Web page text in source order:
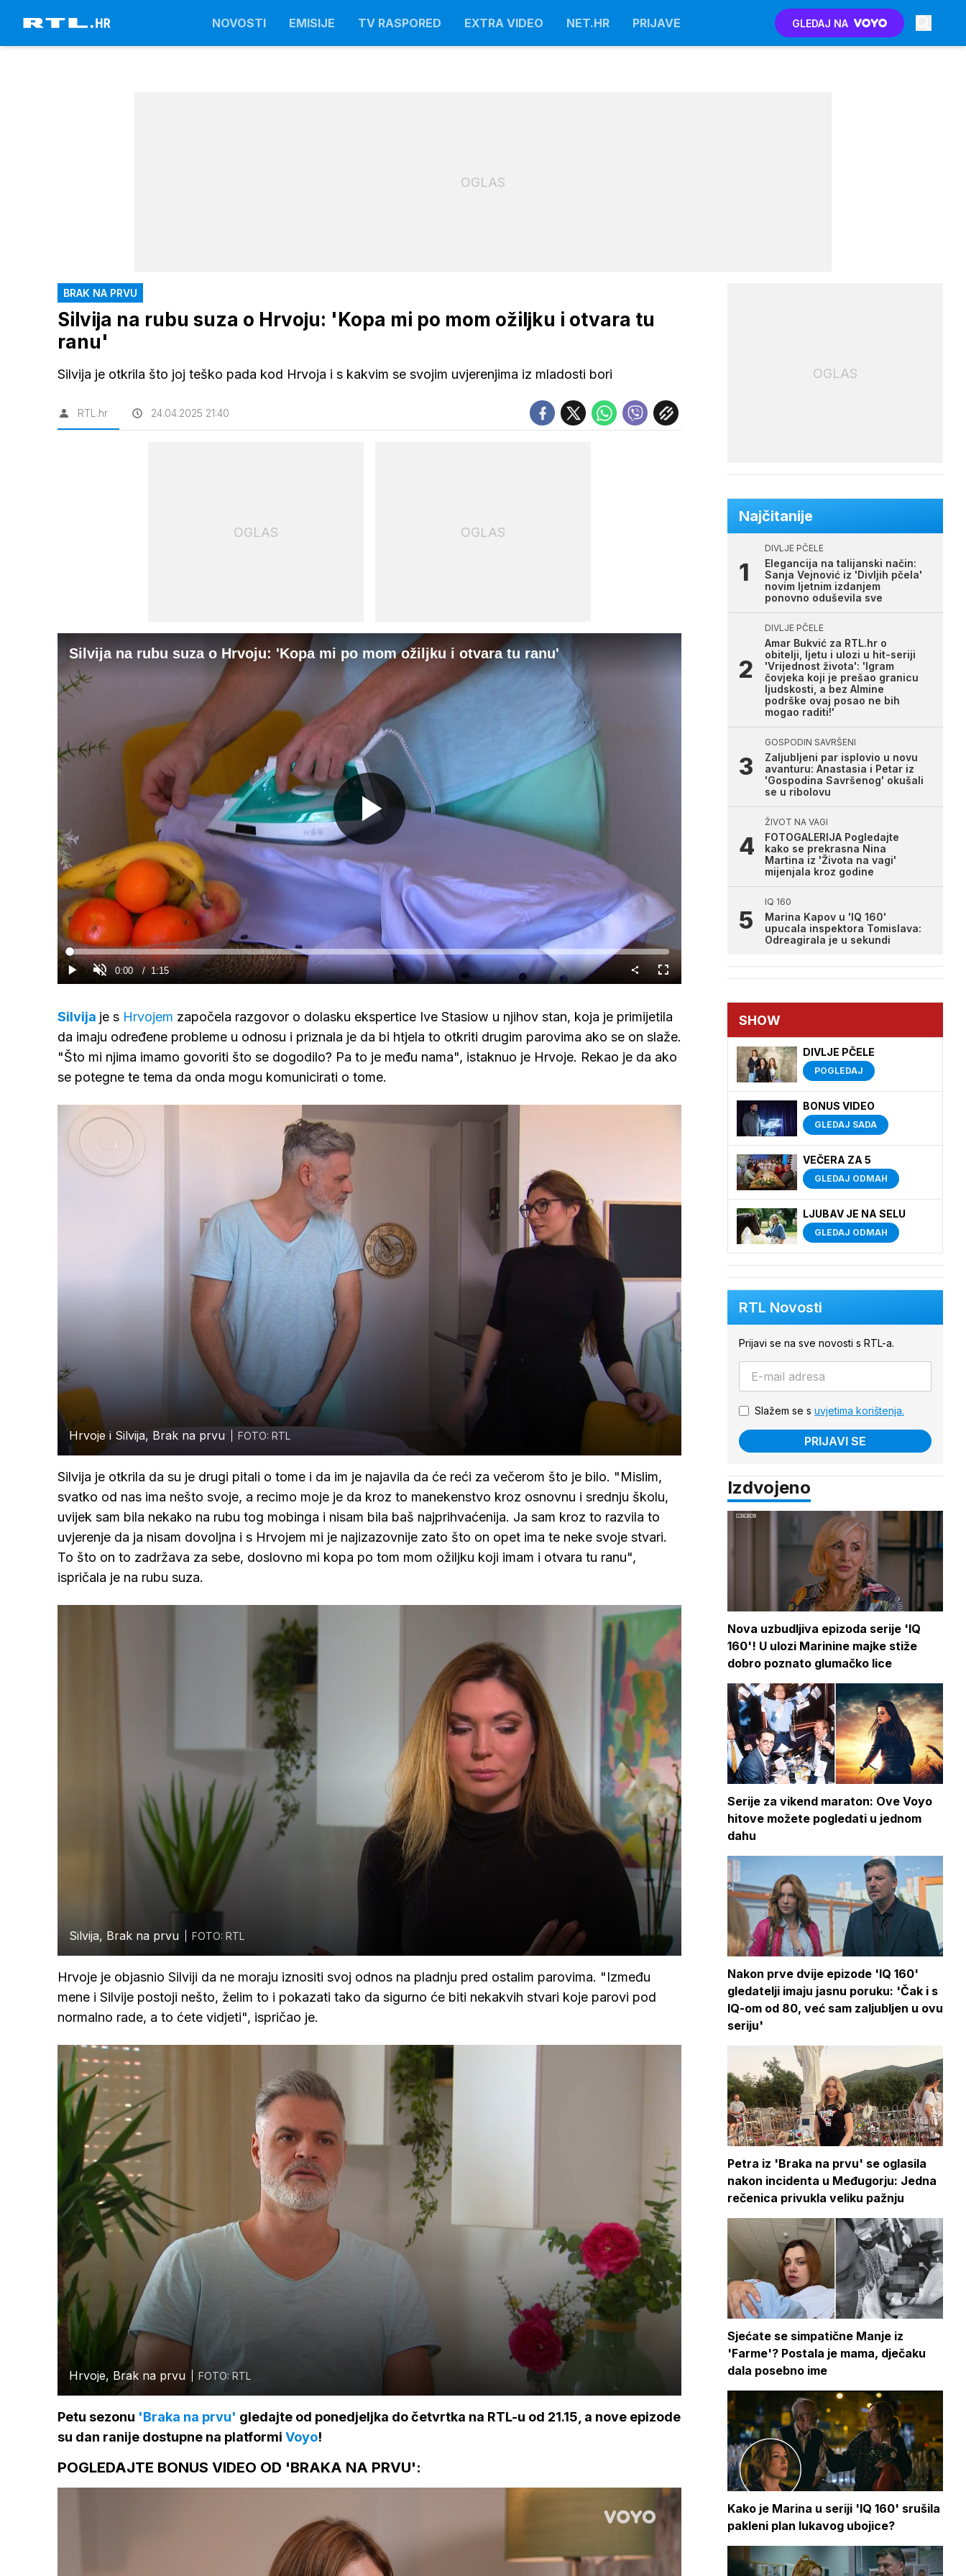
NOVOSTI EMISIJE TV RASPORED EXTRA VIDEO NET.HR PRIJAVE GLEDAJ NA
OGLAS
BRAK NA PRVU
Silvija na rubu suza o Hrvoju: 'Kopa mi po mom ožiljku i otvara tu
ranu'
Silvija je otkrila što joj teško pada kod Hrvoja i s kakvim se svojim uvjerenjima iz mladosti bori
RTL.hr 24.04.2025 21:40
OGLAS OGLAS
Silvija na rubu suza o Hrvoju: 'Kopa mi po mom ožiljku i otvara tu ranu'
Gledaj
GledajUpali
zvuk
Current
0:00 / Duration
1:15
Loaded:
0%
Cijeli
zaslon
Silvija je s Hrvojem započela razgovor o dolasku ekspertice Ive Stasiow u njihov stan, koja je primijetila
da imaju određene probleme u odnosu i priznala je da bi htjela to otkriti drugim parovima ako se on slaže.
"Što mi njima imamo govoriti što se dogodilo? Pa to je među nama", istaknuo je Hrvoje. Rekao je da ako
se potegne te tema da onda mogu komunicirati o tome.
Hrvoje i Silvija, Brak na prvu FOTO: RTL
Silvija je otkrila da su je drugi pitali o tome i da im je najavila da će reći za večerom što je bilo. "Mislim,
svatko od nas ima nešto svoje, a recimo moje je da kroz to manekenstvo kroz osnovnu i srednju školu,
uvijek sam bila nekako na rubu tog mobinga i nisam bila baš najprihvaćenija. Ja sam kroz to razvila to
uvjerenje da ja nisam dovoljna i s Hrvojem mi je najizazovnije zato što on opet ima te neke svoje stvari.
To što on to zadržava za sebe, doslovno mi kopa po tom mom ožiljku koji imam i otvara tu ranu",
ispričala je na rubu suza.
Silvija, Brak na prvu FOTO: RTL
Hrvoje je objasnio Silviji da ne moraju iznositi svoj odnos na pladnju pred ostalim parovima. "Između
mene i Silvije postoji nešto, želim to i pokazati tako da sigurno će biti nekakvih stvari koje parovi pod
normalno rade, a to ćete vidjeti", ispričao je.
Hrvoje, Brak na prvu FOTO: RTL
Petu sezonu 'Braka na prvu' gledajte od ponedjeljka do četvrtka na RTL-u od 21.15, a nove epizode
su dan ranije dostupne na platformi Voyo!
POGLEDAJTE BONUS VIDEO OD 'BRAKA NA PRVU':
OGLAS
Najčitanije
DIVLJE PČELE
Elegancija na talijanski način:
Sanja Vejnović iz 'Divljih pčela'
novim ljetnim izdanjem
ponovno oduševila sve
DIVLJE PČELE
Amar Bukvić za RTL.hr o
obitelji, ljetu i ulozi u hit-seriji
'Vrijednost života': 'Igram
čovjeka koji je prešao granicu
ljudskosti, a bez Almine
podrške ovaj posao ne bih
mogao raditi!'
GOSPODIN SAVRŠENI
Zaljubljeni par isplovio u novu
avanturu: Anastasia i Petar iz
'Gospodina Savršenog' okušali
se u ribolovu
ŽIVOT NA VAGI
FOTOGALERIJA Pogledajte
kako se prekrasna Nina
Martina iz 'Života na vagi'
mijenjala kroz godine
IQ 160
Marina Kapov u 'IQ 160'
upucala inspektora Tomislava:
Odreagirala je u sekundi
SHOW
DIVLJE PČELE
POGLEDAJ
BONUS VIDEO
GLEDAJ SADA
VEČERA ZA 5
GLEDAJ ODMAH
LJUBAV JE NA SELU
GLEDAJ ODMAH
RTL Novosti
Prijavi se na sve novosti s RTL-a.
Slažem se s uvjetima korištenja.
PRIJAVI SE
Izdvojeno
Nova uzbudljiva epizoda serije 'IQ
160'! U ulozi Marinine majke stiže
dobro poznato glumačko lice
Serije za vikend maraton: Ove Voyo
hitove možete pogledati u jednom
dahu
Nakon prve dvije epizode 'IQ 160'
gledatelji imaju jasnu poruku: 'Čak i s
IQ-om od 80, već sam zaljubljen u ovu
seriju'
Petra iz 'Braka na prvu' se oglasila
nakon incidenta u Međugorju: Jedna
rečenica privukla veliku pažnju
Sjećate se simpatične Manje iz
'Farme'? Postala je mama, dječaku
dala posebno ime
Kako je Marina u seriji 'IQ 160' srušila
pakleni plan lukavog ubojice?